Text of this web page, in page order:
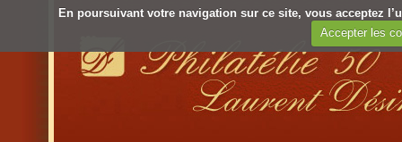
En poursuivant votre navigation sur ce site, vous acceptez
Accepter les